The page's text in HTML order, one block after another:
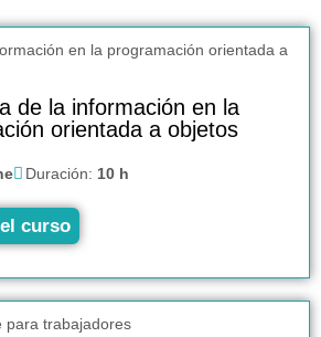
de la información en la
orientada a objetos
Duración: 10 h
curso